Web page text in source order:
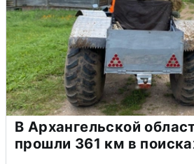
В Архангельской
прошли 361 км в